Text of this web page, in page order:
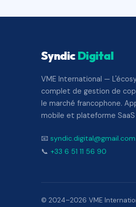
SyndicDigital
VME International —
complet de gestion de
le marché francophone.
mobile et plateforme SaaS
📧 syndic.digital@gmail.com
📞 +33 6 51 11 56 90
© 2024–2026 VME